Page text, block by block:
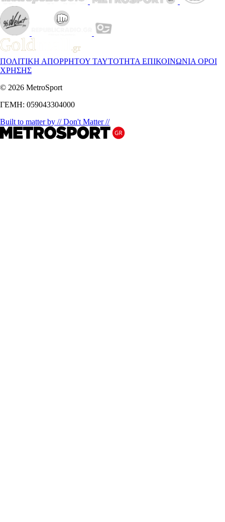
ΠΟΛΙΤΙΚΗ ΑΠΟΡΡΗΤΟΥ ΤΑΥΤΟΤΗΤΑ ΕΠΙΚΟΙΝΩΝΙΑ ΟΡΟΙ
ΧΡΗΣΗΣ
© 2026 MetroSport
ΓΕΜΗ: 059043304000
Built to matter by // Don't Matter //